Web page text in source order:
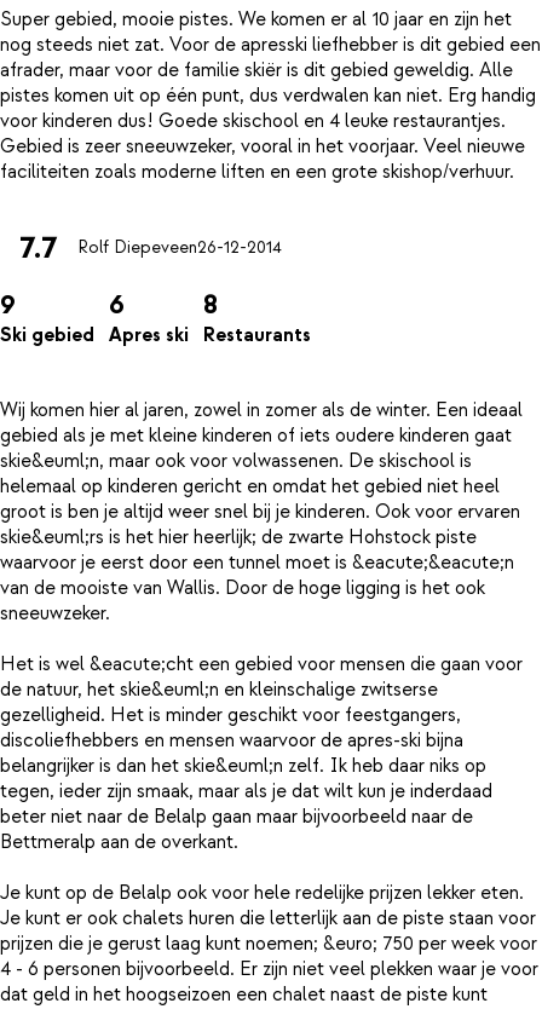
Super gebied, mooie pistes. We komen er al 10 jaar en zijn het
nog steeds niet zat. Voor de apresski liefhebber is dit gebied een
afrader, maar voor de familie skiër is dit gebied geweldig. Alle
pistes komen uit op één punt, dus verdwalen kan niet. Erg handig
voor kinderen dus! Goede skischool en 4 leuke restaurantjes.
Gebied is zeer sneeuwzeker, vooral in het voorjaar. Veel nieuwe
7.7 Rolf Diepeveen26-12-2014
9
Ski gebied
6
Apres ski
8
Restaurants
Wij komen hier al jaren, zowel in zomer als de winter. Een ideaal
gebied als je met kleine kinderen of iets oudere kinderen gaat
skie&euml;n, maar ook voor volwassenen. De skischool is
helemaal op kinderen gericht en omdat het gebied niet heel
groot is ben je altijd weer snel bij je kinderen. Ook voor ervaren
skie&euml;rs is het hier heerlijk; de zwarte Hohstock piste
waarvoor je eerst door een tunnel moet is &eacute;&eacute;n
van de mooiste van Wallis. Door de hoge ligging is het ook
sneeuwzeker.
Het is wel &eacute;cht een gebied voor mensen die gaan voor
de natuur, het skie&euml;n en kleinschalige zwitserse
gezelligheid. Het is minder geschikt voor feestgangers,
discoliefhebbers en mensen waarvoor de apres-ski bijna
belangrijker is dan het skie&euml;n zelf. Ik heb daar niks op
tegen, ieder zijn smaak, maar als je dat wilt kun je inderdaad
beter niet naar de Belalp gaan maar bijvoorbeeld naar de
Bettmeralp aan de overkant.
Je kunt op de Belalp ook voor hele redelijke prijzen lekker eten.
Je kunt er ook chalets huren die letterlijk aan de piste staan voor
prijzen die je gerust laag kunt noemen; &euro; 750 per week voor
4 - 6 personen bijvoorbeeld. Er zijn niet veel plekken waar je voor
dat geld in het hoogseizoen een chalet naast de piste kunt